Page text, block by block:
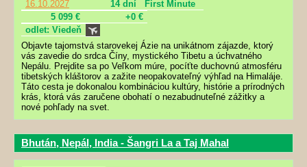
16.10.2027 14 dní
First Minute
5 099 €
+0 €
odlet: Viedeň
Objavte tajomstvá starovekej Ázie na unikátnom zájazde, ktorý
vás zavedie do srdca Číny, mystického Tibetu a úchvatného
Nepálu. Prejdite sa po Veľkom múre, pocíťte duchovnú atmosféru
tibetských kláštorov a zažite neopakovateľný výhľad na Himaláje.
Táto cesta je dokonalou kombináciou kultúry, histórie a prírodných
krás, ktorá vás zaručene obohatí o nezabudnuteľné zážitky a
nové pohľady na svet.
Bhután, Nepál, India - Šangri La a Taj Mahal